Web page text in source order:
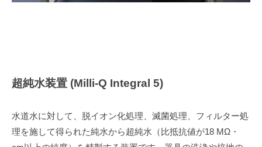
超純水装置 (Milli-Q Integral 5)
水道水に対して、脱イオン化処理、滅菌処理、フィルター処
理を施して得られた純水から超純水（比抵抗値が18 MΩ・